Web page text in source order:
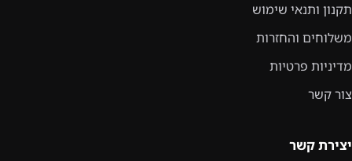
תקנון ותנאי שימוש
משלוחים והחזרות
מדיניות פרטיות
צור קשר
יצירת קשר